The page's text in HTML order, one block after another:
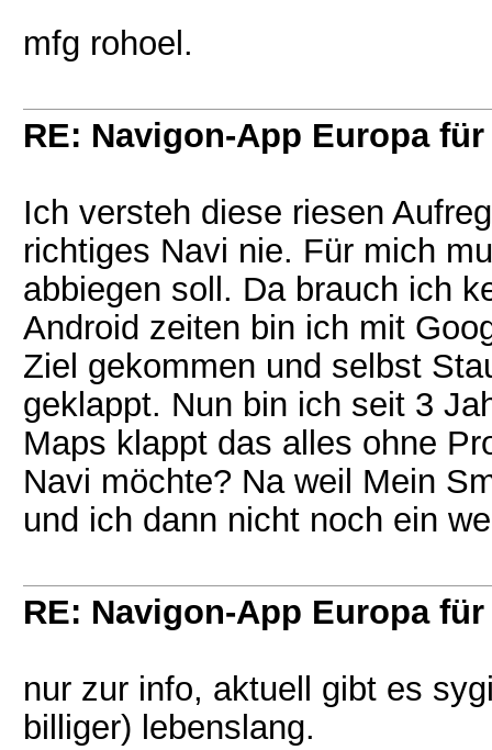
mfg rohoel.
RE: Navigon-App Europa
Ich versteh diese riesen
richtiges Navi nie. Für mich
abbiegen soll. Da brauch ich
Android zeiten bin ich mit
Ziel gekommen und selbst
geklappt. Nun bin ich seit 3
Maps klappt das alles ohne
Navi möchte? Na weil Mein
und ich dann nicht noch ein
RE: Navigon-App Europa
nur zur info, aktuell gibt es
billiger) lebenslang.